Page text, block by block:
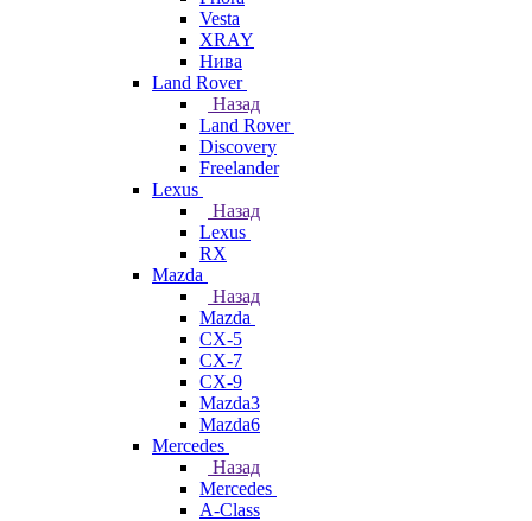
Vesta
XRAY
Нива
Land Rover
Назад
Land Rover
Discovery
Freelander
Lexus
Назад
Lexus
RX
Mazda
Назад
Mazda
CX-5
CX-7
CX-9
Mazda3
Mazda6
Mercedes
Назад
Mercedes
A-Class